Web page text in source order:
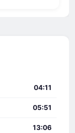
04:11
05:51
13:06